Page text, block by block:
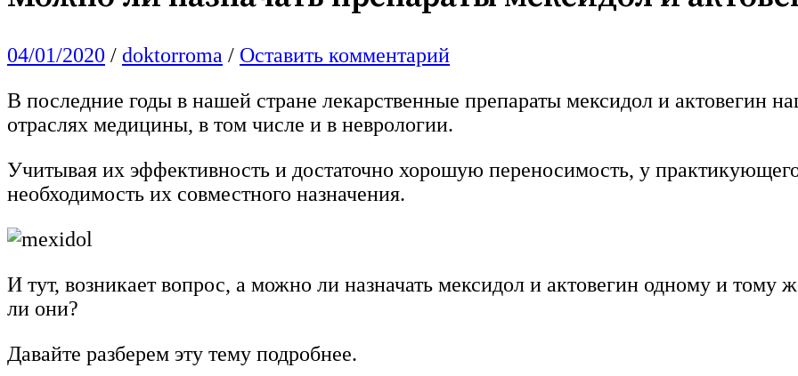
04/01/2020 / doktorroma / Оставить комментарий
В последние годы в нашей стране лекарственные препараты мексидол и актовегин
отраслях медицины, в том числе и в неврологии.
Учитывая их эффективность и достаточно хорошую переносимость, у практикующего
необходимость их совместного назначения.
И тут, возникает вопрос, а можно ли назначать мексидол и актовегин одному и
ли они?
Давайте разберем эту тему подробнее.